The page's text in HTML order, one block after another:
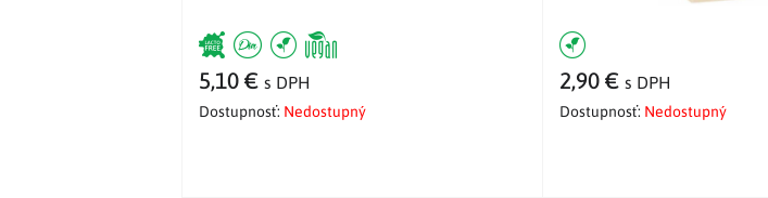
5,10 € s DPH
Dostupnosť: Nedostupný
2,90 €s DPH
Dostupnosť: Nedostupný